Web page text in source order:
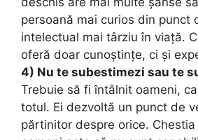
persoană mai curios din punct
intelectual mai târziu în viață.
oferă doar cunoștințe, ci și
4) Nu te subestimezi sau te
Trebuie să fi întâlnit oameni,
totul. Ei dezvoltă un punct de
părtinitor despre orice.